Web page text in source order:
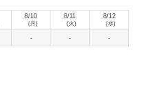
8/10
(月)
8/11
(火)
8/12
(水)
- - -